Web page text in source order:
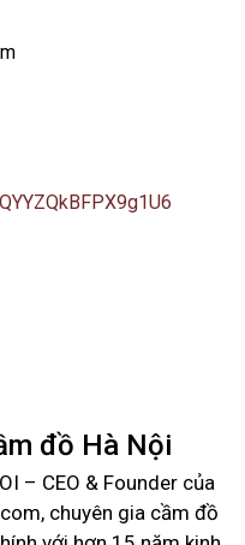
đồ Hà Nội
– CEO & Founder của
chuyên gia cầm đồ